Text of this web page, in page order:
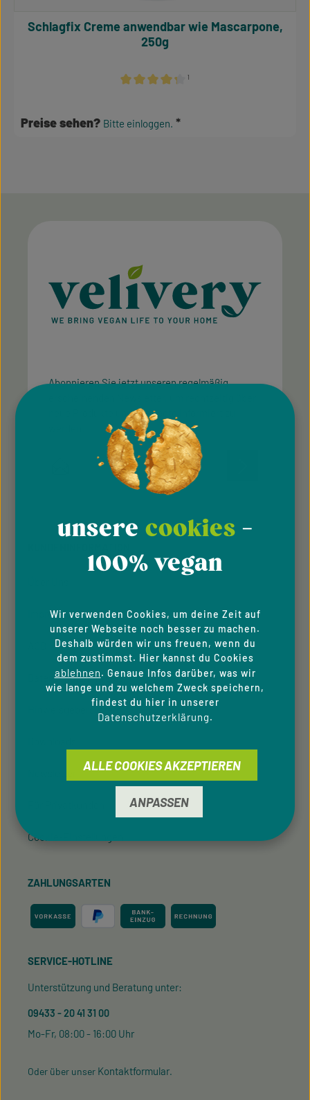
¹
Schlagfix Creme anwendbar wie Mascarpone,
250g
Preise sehen? Bitte einloggen.
Abonnieren Sie jetzt unseren regelmäßig
neue Produkte und Angebote informiert zu
E-Mail-Adresse*
Datenschutzbestimmungen
Kenntnis genommen und dieAGB gelesen und bin
Diese Seite ist durch reCAPTCHA geschützt und es gelten die
Pflichtfelder.
Impressum
Datenschutzhinweise
Hinweisgeber­system
Cookie-Einstellungen
ZAHLUNGSARTEN
SERVICE-HOTLINE
Unterstützung und Beratung unter:
09433 - 20 41 31 00
Mo-Fr, 08:00 - 16:00 Uhr
Oder über unser Kontaktformular.
unsere cookies -
100% vegan
Wir verwenden Cookies, um deine Zeit auf
unserer Webseite noch besser zu machen.
Deshalb würden wir uns freuen, wenn du
dem zustimmst. Hier kannst du Cookies
ablehnen. Genaue Infos darüber, was wir
wie lange und zu welchem Zweck speichern,
findest du hier in unserer
Datenschutzerklärung.
ANPASSEN
ALLE COOKIES AKZEPTIEREN